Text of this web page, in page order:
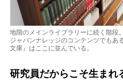
地階のメインライブラリーに続く階段
ジャパンナレッジのコンテンツでもあ
文庫』はここに並んでいる。
研究員だからこそ生まれ